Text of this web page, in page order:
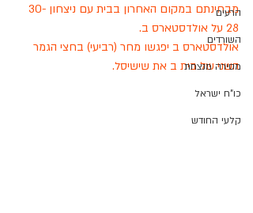
הרעים
השורדים
מסירה מנצחת
כו"ח ישראל
קלעי החודש
מבחינתם במקום האחרון בבית עם ניצחון 30-
28 על אולדסטארס ב.
אולדסטארס ב יפגשו מחר (רביעי) בחצי הגמר
השני של בית ב את שישיסל.